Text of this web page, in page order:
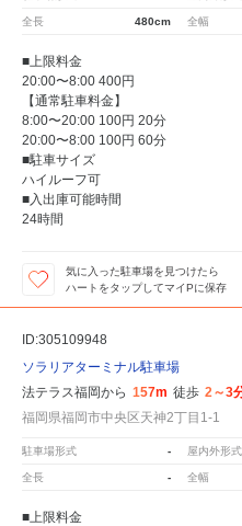
全長 480cm 全幅
■上限料金
20:00〜8:00 400円
【通常駐車料金】
8:00〜20:00 100円 20分
20:00〜8:00 100円 60分
■駐車サイズ
ハイルーフ可
■入出庫可能時間
24時間
気に入った駐車場を見つけたら
ハートをタップしてマイPに保存
ID:305109948
ソラリアターミナル駐車場
法テラス福岡から 157m 徒歩 2～3
福岡県福岡市中央区天神2丁目1-1
駐車場形式 - 屋内外形式
全長 - 全幅
■上限料金